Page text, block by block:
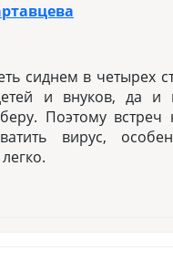
сиднем в четырех
и внуков, да
Поэтому встреч
вирус,